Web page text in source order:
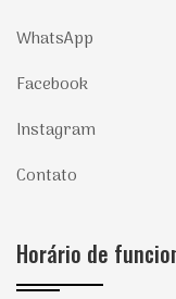
WhatsApp
Facebook
Instagram
Contato
Horário de